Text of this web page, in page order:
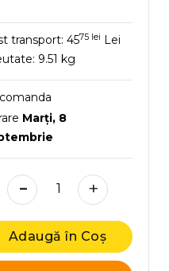
transport:4575 lei Lei
9.51 kg
Marţi, 8
- +
Adaugă în Coș